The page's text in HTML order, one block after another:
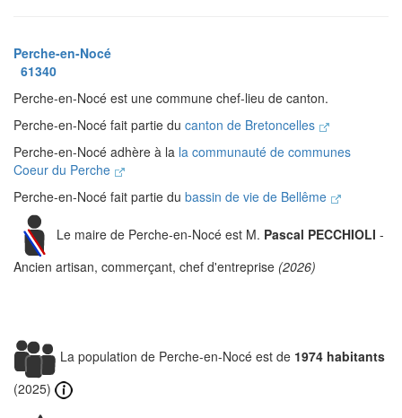
Perche-en-Nocé
61340
Perche-en-Nocé est une commune chef-lieu de canton.
Perche-en-Nocé fait partie du canton de Bretoncelles
Perche-en-Nocé adhère à la la communauté de communes
Coeur du Perche
Perche-en-Nocé fait partie du bassin de vie de Bellême
Le maire de Perche-en-Nocé est M. Pascal PECCHIOLI -
Ancien artisan, commerçant, chef d'entreprise (2026)
La population de Perche-en-Nocé est de 1974 habitants
(2025)